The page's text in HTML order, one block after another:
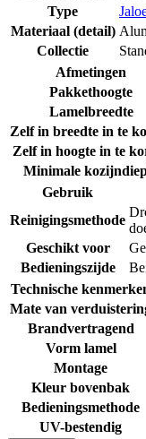
Type
Materiaal (detail)
Collectie
Afmetingen
Pakkethoogte
Lamelbreedte
Zelf in breedte in te
Zelf in hoogte in te
Minimale
Gebruik
Reinigingsmethode
Geschikt voor
Bedieningszijde
Technische
Mate van
Brandvertragend
Vorm lamel
Montage
Kleur bovenbak
Bedieningsmethode
UV-bestendig